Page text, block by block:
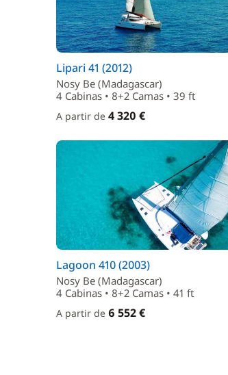
Lipari 41 (2012)
Nosy Be (Madagascar)
4 Cabinas • 8+2 Camas • 39 ft
A partir de 4 320 €
Lagoon 410 (2003)
Nosy Be (Madagascar)
4 Cabinas • 8+2 Camas • 41 ft
A partir de 6 552 €